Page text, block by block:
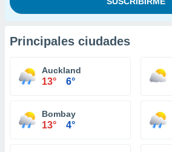
Principales ciudades
Auckland
13° 6°
Bombay
13° 4°